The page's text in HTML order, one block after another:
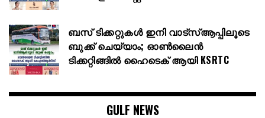
ബസ് ടിക്കറ്റുകൾ ഇനി വാട്‌സ്ആപ്പിലൂടെ
ബുക്ക് ചെയ്യാം; ഓൺലൈൻ
ടിക്കറ്റിങ്ങിൽ ഹൈടെക് ആയി KSRTC
GULF NEWS